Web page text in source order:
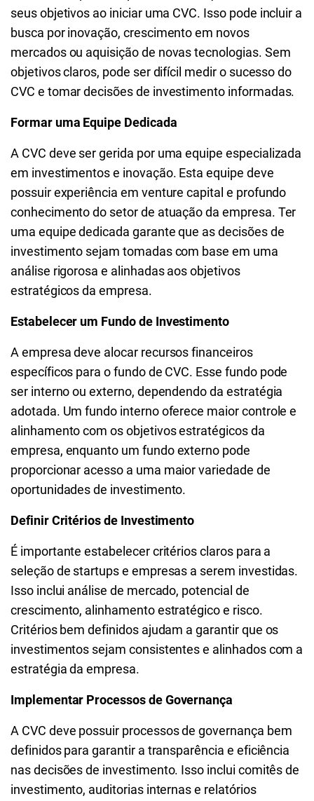
seus objetivos ao iniciar uma CVC. Isso pode incluir a
busca por inovação, crescimento em novos
mercados ou aquisição de novas tecnologias. Sem
objetivos claros, pode ser difícil medir o sucesso do
CVC e tomar decisões de investimento informadas.
Formar uma Equipe Dedicada
A CVC deve ser gerida por uma equipe especializada
em investimentos e inovação. Esta equipe deve
possuir experiência em venture capital e profundo
conhecimento do setor de atuação da empresa. Ter
uma equipe dedicada garante que as decisões de
investimento sejam tomadas com base em uma
análise rigorosa e alinhadas aos objetivos
estratégicos da empresa.
Estabelecer um Fundo de Investimento
A empresa deve alocar recursos financeiros
específicos para o fundo de CVC. Esse fundo pode
ser interno ou externo, dependendo da estratégia
adotada. Um fundo interno oferece maior controle e
alinhamento com os objetivos estratégicos da
empresa, enquanto um fundo externo pode
proporcionar acesso a uma maior variedade de
oportunidades de investimento.
Definir Critérios de Investimento
É importante estabelecer critérios claros para a
seleção de startups e empresas a serem investidas.
Isso inclui análise de mercado, potencial de
crescimento, alinhamento estratégico e risco.
Critérios bem definidos ajudam a garantir que os
investimentos sejam consistentes e alinhados com a
estratégia da empresa.
Implementar Processos de Governança
A CVC deve possuir processos de governança bem
definidos para garantir a transparência e eficiência
nas decisões de investimento. Isso inclui comitês de
investimento, auditorias internas e relatórios